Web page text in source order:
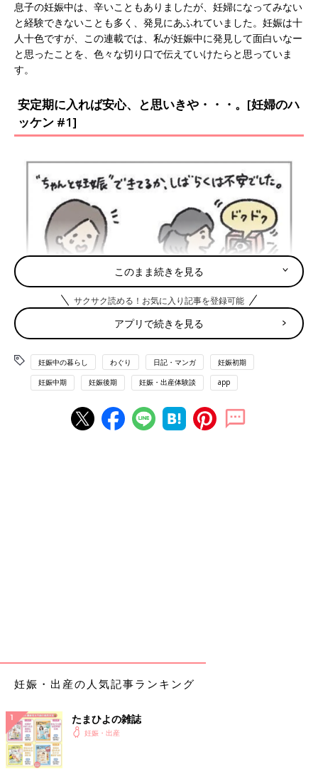
息子の妊娠中は、辛いこともありましたが、妊婦になってみない
と経験できないことも多く、発見にあふれていました。妊娠は十
人十色ですが、この連載では、私が妊娠中に発見して面白いなー
と思ったことを、色々な切り口で伝えていけたらと思っていま
す。
安定期に入れば安心、と思いきや・・・。[妊婦のハ
ッケン #1]
２年の不妊治療の末、ついに妊娠した私。（
モヤサバ妊活連載第
妊娠かどうかは分かりません。まずは病院で胎嚢確認
う少し経つと、心拍確認
。ピクピクと動く丸いものをエコーで見
実際のところ、
このまま続きを見る
サクサク読める！お気に入り記事を登録可能
アプリで続きを見る
妊娠中の暮らし わぐり 日記・マンガ 妊娠初期
妊娠中期 妊娠後期 妊娠・出産体験談 app
妊娠・出産の人気記事ランキング
たまひよの雑誌
妊娠・出産